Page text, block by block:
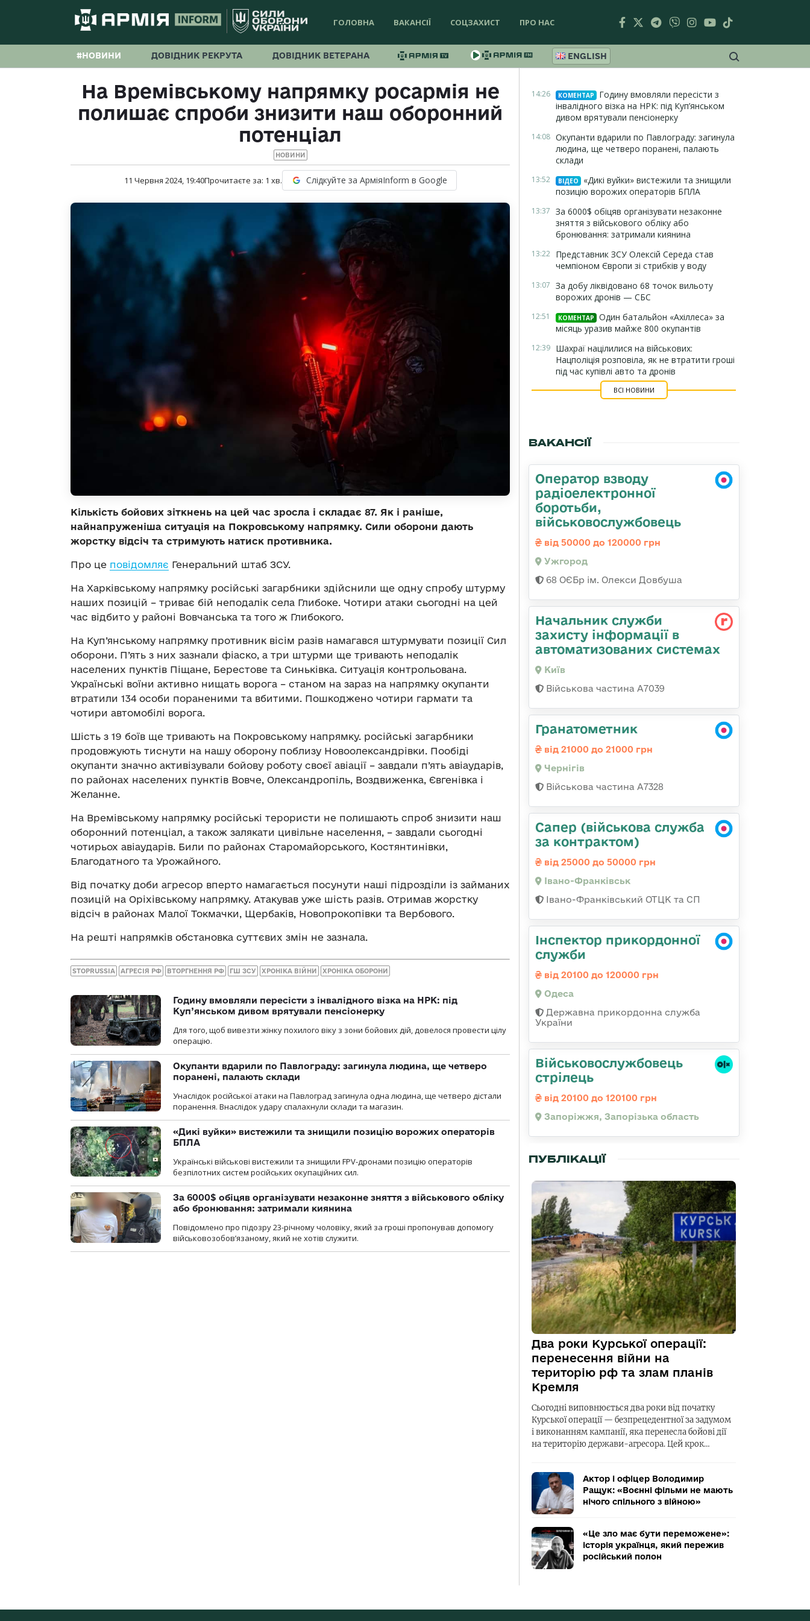
ГОЛОВНА ВАКАНСІЇ СОЦЗАХИСТ ПРО НАС
#НОВИНИ ДОВІДНИК РЕКРУТА ДОВІДНИК ВЕТЕРАНА ENGLISH
На Времівському напрямку росармія не
полишає спроби знизити наш оборонний
потенціал
НОВИНИ
11 Червня 2024, 19:40Прочитаєте за: 1 хв. Слідкуйте за АрміяInform в Google
Кількість бойових зіткнень на цей час зросла і складає 87. Як і раніше,
найнапруженіша ситуація на Покровському напрямку. Сили оборони дають
жорстку відсіч та стримують натиск противника.
Про це повідомляє Генеральний штаб ЗСУ.
На Харківському напрямку російські загарбники здійснили ще одну спробу штурму
наших позицій – триває бій неподалік села Глибоке. Чотири атаки сьогодні на цей
час відбито у районі Вовчанська та того ж Глибокого.
На Куп’янському напрямку противник вісім разів намагався штурмувати позиції Сил
оборони. П’ять з них зазнали фіаско, а три штурми ще тривають неподалік
населених пунктів Піщане, Берестове та Синьківка. Ситуація контрольована.
Українські воїни активно нищать ворога – станом на зараз на напрямку окупанти
втратили 134 особи пораненими та вбитими. Пошкоджено чотири гармати та
чотири автомобілі ворога.
Шість з 19 боїв ще тривають на Покровському напрямку. російські загарбники
продовжують тиснути на нашу оборону поблизу Новоолександрівки. Пообіді
окупанти значно активізували бойову роботу своєї авіації – завдали п’ять авіаударів,
по районах населених пунктів Вовче, Олександропіль, Воздвиженка, Євгенівка і
Желанне.
На Времівському напрямку російські терористи не полишають спроб знизити наш
оборонний потенціал, а також залякати цивільне населення, – завдали сьогодні
чотирьох авіаударів. Били по районах Старомайорського, Костянтинівки,
Благодатного та Урожайного.
Від початку доби агресор вперто намагається посунути наші підрозділи із займаних
позицій на Оріхівському напрямку. Атакував уже шість разів. Отримав жорстку
відсіч в районах Малої Токмачки, Щербаків, Новопрокопівки та Вербового.
На решті напрямків обстановка суттєвих змін не зазнала.
STOPRUSSIA АГРЕСІЯ РФ ВТОРГНЕННЯ РФ ГШ ЗСУ ХРОНІКА ВІЙНИ ХРОНІКА ОБОРОНИ
Годину вмовляли пересісти з інвалідного візка на НРК: під
Куп’янськом дивом врятували пенсіонерку
Для того, щоб вивезти жінку похилого віку з зони бойових дій, довелося провести цілу
операцію.
Окупанти вдарили по Павлограду: загинула людина, ще четверо
поранені, палають склади
Унаслідок російської атаки на Павлоград загинула одна людина, ще четверо дістали
поранення. Внаслідок удару спалахнули склади та магазин.
«Дикі вуйки» вистежили та знищили позицію ворожих операторів
БПЛА
Українські військові вистежили та знищили FPV-дронами позицію операторів
безпілотних систем російських окупаційних сил.
За 6000$ обіцяв організувати незаконне зняття з військового обліку
або бронювання: затримали киянина
Повідомлено про підозру 23-річному чоловіку, який за гроші пропонував допомогу
військовозобов’язаному, який не хотів служити.
14:26 КОМЕНТАР
Годину вмовляли пересісти з
інвалідного візка на НРК: під Куп’янськом
дивом врятували пенсіонерку
14:08 Окупанти вдарили по Павлограду: загинула
людина, ще четверо поранені, палають
склади
13:52 ВІДЕО
«Дикі вуйки» вистежили та знищили
позицію ворожих операторів БПЛА
13:37 За 6000$ обіцяв організувати незаконне
зняття з військового обліку або
бронювання: затримали киянина
13:22 Представник ЗСУ Олексій Середа став
чемпіоном Європи зі стрибків у воду
13:07 За добу ліквідовано 68 точок вильоту
ворожих дронів — СБС
12:51 КОМЕНТАР
Один батальйон «Ахіллеса» за
місяць уразив майже 800 окупантів
12:39 Шахраї націлилися на військових:
Нацполіція розповіла, як не втратити гроші
під час купівлі авто та дронів
ВСІ НОВИНИ
ВАКАНСІЇ
Оператор взводу
радіоелектронної
боротьби,
військовослужбовець
від 50000 до 120000 грн
Ужгород
68 ОЄБр ім. Олекси Довбуша
Начальник служби
захисту інформації в
автоматизованих системах
Київ
Військова частина А7039
Гранатометник
від 21000 до 21000 грн
Чернігів
Військова частина А7328
Сапер (військова служба
за контрактом)
від 25000 до 50000 грн
Івано-Франківськ
Івано-Франківський ОТЦК та СП
Інспектор прикордонної
служби
від 20100 до 120000 грн
Одеса
Державна прикордонна служба
України
Військовослужбовець
стрілець
від 20100 до 120100 грн
Запоріжжя, Запорізька область
ПУБЛІКАЦІЇ
Два роки Курської операції:
перенесення війни на
територію рф та злам планів
Кремля
Сьогодні виповнюється два роки від початку
Курської операції — безпрецедентної за задумом
і виконанням кампанії, яка перенесла бойові дії
на територію держави-агресора. Цей крок…
Актор і офіцер Володимир
Ращук: «Воєнні фільми не мають
нічого спільного з війною»
«Це зло має бути переможене»:
історія українця, який пережив
російський полон